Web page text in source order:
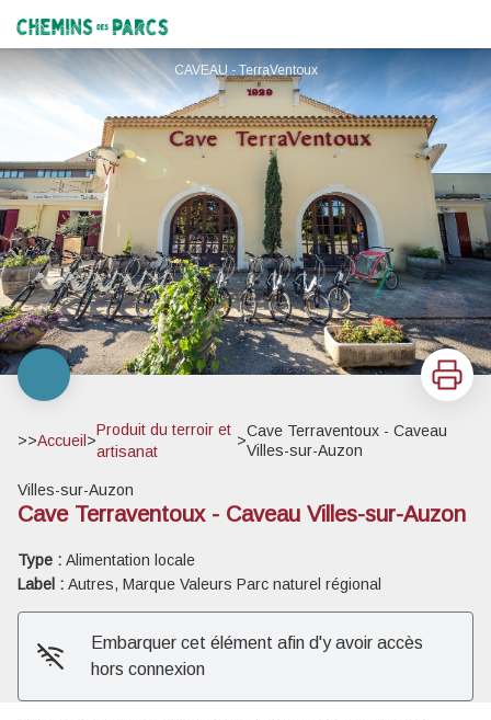
Chemins des Parcs
CAVEAU - TerraVentoux
Imprimer
>>Accueil >
Produit du terroir et
artisanat
>
Cave Terraventoux - Caveau
Villes-sur-Auzon
Villes-sur-Auzon
Cave Terraventoux - Caveau Villes-sur-Auzon
Type : Alimentation locale
Label : Autres, Marque Valeurs Parc naturel régional
Embarquer cet élément afin d'y avoir accès
hors connexion